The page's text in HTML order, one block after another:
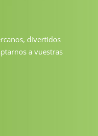
divertidos
a vuestras